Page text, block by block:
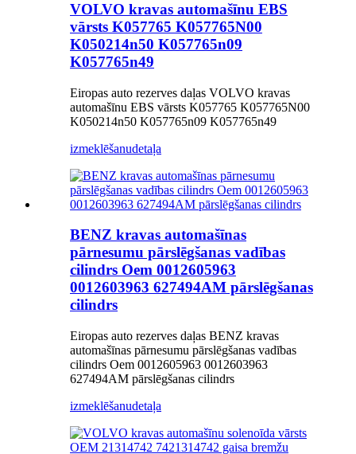
VOLVO kravas automašīnu EBS
vārsts K057765 K057765N00
K050214n50 K057765n09
K057765n49
Eiropas auto rezerves daļas VOLVO kravas
automašīnu EBS vārsts K057765 K057765N00
K050214n50 K057765n09 K057765n49
izmeklēšanudetaļa
BENZ kravas automašīnas
pārnesumu pārslēgšanas vadības
cilindrs Oem 0012605963
0012603963 627494AM pārslēgšanas
cilindrs
Eiropas auto rezerves daļas BENZ kravas
automašīnas pārnesumu pārslēgšanas vadības
cilindrs Oem 0012605963 0012603963
627494AM pārslēgšanas cilindrs
izmeklēšanudetaļa